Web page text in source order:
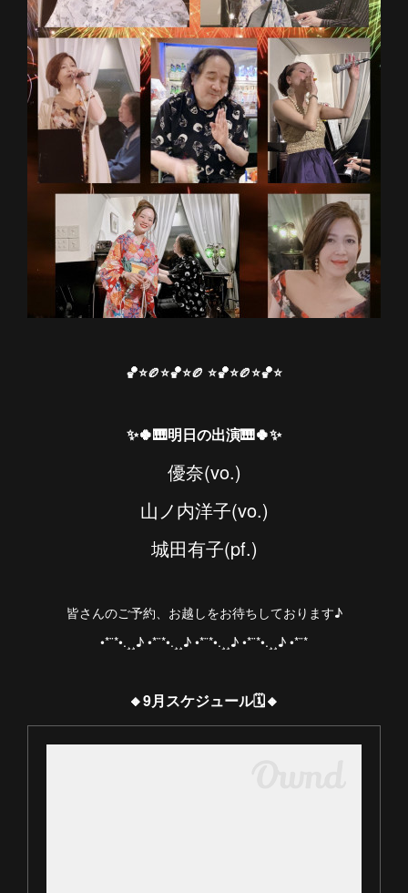
🏀⭐️🏉⭐️🏀⭐️🏉 ⭐️🏀⭐️🏉⭐️🏀⭐️
✨🍀🎹明日の出演🎹🍀✨
優奈(vo.)
山ノ内洋子(vo.)
城田有子(pf.)
皆さんのご予約、お越しをお待ちしております♪
•*¨*•.¸¸♪ •*¨*•.¸¸♪ •*¨*•.¸¸♪ •*¨*•.¸¸♪ •*¨*
🔸9月スケジュール🗓️🔸